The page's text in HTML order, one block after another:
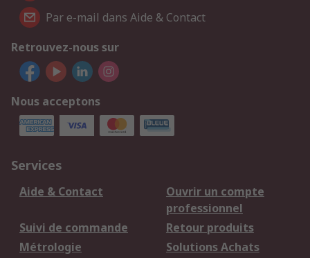
Par e-mail dans Aide & Contact
Retrouvez-nous sur
Nous acceptons
Services
Aide & Contact
Ouvrir un compte
professionnel
Suivi de commande
Retour produits
Métrologie
Solutions Achats